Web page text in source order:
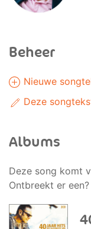
Beheer
Nieuwe
Deze
Albums
Deze song komt
Ontbreekt er